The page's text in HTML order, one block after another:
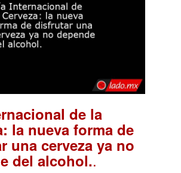
de la
la nueva forma de
una cerveza ya no
del alcohol..